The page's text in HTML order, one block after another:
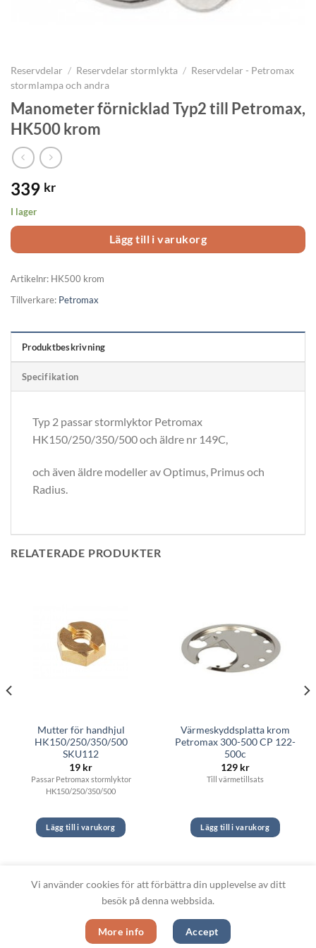
Reservdelar / Reservdelar stormlykta / Reservdelar - Petromax
stormlampa och andra
Manometer förnicklad Typ2 till Petromax,
HK500 krom
339 kr
I lager
Lägg till i varukorg
Artikelnr: HK500 krom
Tillverkare: Petromax
Produktbeskrivning
Specifikation
Typ 2 passar stormlyktor Petromax
HK150/250/350/500 och äldre nr 149C,
och även äldre modeller av Optimus, Primus och
Radius.
RELATERADE PRODUKTER
Mutter för handhjul
HK150/250/350/500
SKU112
19 kr
Passar Petromax stormlyktor
HK150/250/350/500
Lägg till i varukorg
Värmeskyddsplatta krom
Petromax 300-500 CP 122-
500c
129 kr
Till värmetillsats
Lägg till i varukorg
Copyright 2026 © Fotogenlampor.se
Vi använder cookies för att förbättra din upplevelse av ditt
besök på denna webbsida.
More info Accept